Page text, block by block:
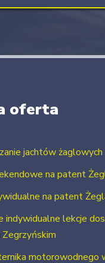
oferta
jachtów żaglowych
na patent
na patent
indywidualne lekcje
motorowodnego